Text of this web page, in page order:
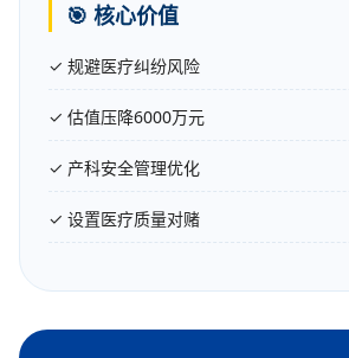
🎯 核心价值
✓ 规避医疗纠纷风险
✓ 估值压降6000万元
✓ 产科安全管理优化
✓ 设置医疗质量对赌